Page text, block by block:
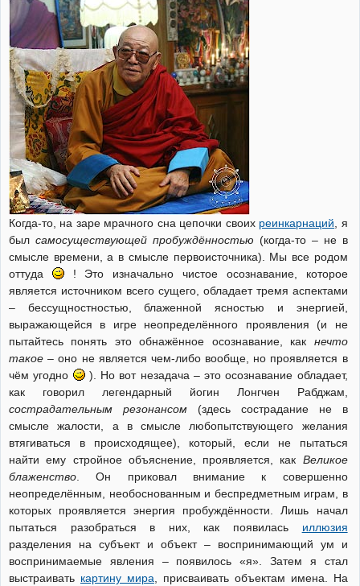
Когда-то, на заре мрачного сна цепочки своих реинкарнаций , я
был самосуществующей пробуждённостью (когда-то – не в
смысле времени, а в смысле первоисточника). Мы все родом
оттуда
! Это изначально чистое осознавание, которое
является источником всего сущего, обладает тремя аспектами
– бессущностностью, блаженной ясностью и энергией,
выражающейся в игре неопределённого проявления (и не
пытайтесь понять это обнажённое осознавание, как нечто
такое – оно не является чем-либо вообще, но проявляется в
чём угодно
). Но вот незадача – это осознавание обладает,
как говорил легендарный йогин Лонгчен Рабджам,
сострадательным резонансом(здесь сострадание не в
смысле жалости, а в смысле любопытствующего желания
втягиваться в происходящее), который, если не пытаться
найти ему стройное объяснение, проявляется, как Великое
блаженство . Он приковал внимание к совершенно
неопределённым, необоснованным и беспредметным играм, в
которых проявляется энергия пробуждённости. Лишь начал
пытаться разобраться в них, как появилась иллюзия
разделения на субъект и объект – воспринимающий ум и
воспринимаемые явления – появилось «я». Затем я стал
выстраивать картину мира , присваивать объектам имена. На